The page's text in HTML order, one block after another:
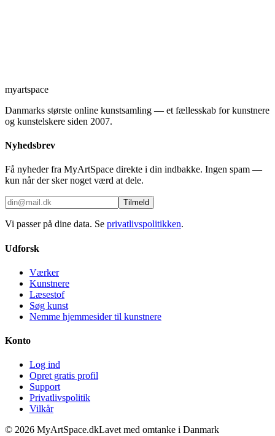
myartspace
Danmarks største online kunstsamling — et fællesskab for kunstnere
og kunstelskere siden 2007.
Nyhedsbrev
Få nyheder fra MyArtSpace direkte i din indbakke. Ingen spam —
kun når der sker noget værd at dele.
Tilmeld
Vi passer på dine data. Se privatlivspolitikken.
Udforsk
Værker
Kunstnere
Læsestof
Søg kunst
Nemme hjemmesider til kunstnere
Konto
Log ind
Opret gratis profil
Support
Privatlivspolitik
Vilkår
© 2026 MyArtSpace.dkLavet med omtanke i Danmark